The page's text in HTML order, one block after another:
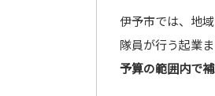
伊予市では、地
隊員が行う起業
予算の範囲内で